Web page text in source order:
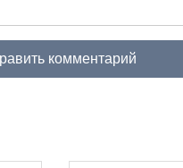
комментарий